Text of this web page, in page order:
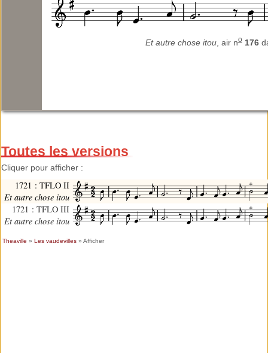
Et autre chose itou, air no 176
Toutes les versions
Cliquer pour afficher :
1721 : TFLO II
Et autre chose itou
1721 : TFLO III
Et autre chose itou
Theaville » Les vaudevilles» Afficher